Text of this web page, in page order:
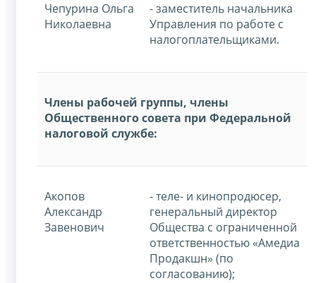
Чепурина Ольга
Николаевна
- заместитель начальника
Управления по работе с
налогоплательщиками.
Члены рабочей группы, члены
Общественного совета при Федеральной
налоговой службе:
Акопов
Александр
Завенович
- теле- и кинопродюсер,
генеральный директор
Общества с ограниченной
ответственностью «Амедиа
Продакшн» (по
согласованию);